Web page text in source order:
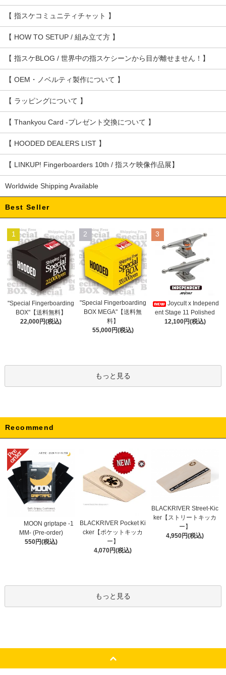
【 指スケコミュニティチャット 】
【 HOW TO SETUP / 組み立て方 】
【 指スケBLOG / 世界中の指スケシーンから目が離せません！】
【 OEM・ノベルティ製作について 】
【 ラッピングについて 】
【 Thankyou Card -プレゼント交換について 】
【 HOODED DEALERS LIST 】
【 LINKUP! Fingerboarders 10th / 指スケ映像作品展】
Worldwide Shipping Available
Best Seller
1
"Special Fingerboarding
BOX"【送料無料】
22,000円(税込)
2
"Special Fingerboarding
BOX MEGA"【送料無
料】
55,000円(税込)
3
Joycult x Independ
ent Stage 11 Polished
12,100円(税込)
もっと見る
Recommend
MOON griptape -1
MM- (Pre-order)
550円(税込)
BLACKRIVER Pocket Ki
cker【ポケットキッカ
ー】
4,070円(税込)
BLACKRIVER Street-Kic
ker【ストリートキッカ
ー】
4,950円(税込)
もっと見る